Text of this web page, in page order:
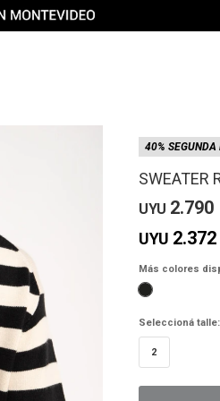
40% SEGUNDA
SWEATER
UYU 2.790
UYU 2.372
Más colores
Seleccioná talle:
2